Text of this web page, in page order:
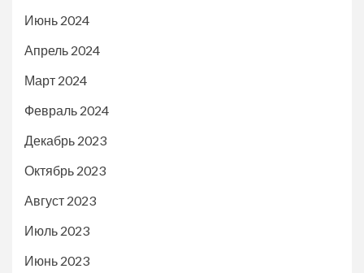
Июнь 2024
Апрель 2024
Март 2024
Февраль 2024
Декабрь 2023
Октябрь 2023
Август 2023
Июль 2023
Июнь 2023